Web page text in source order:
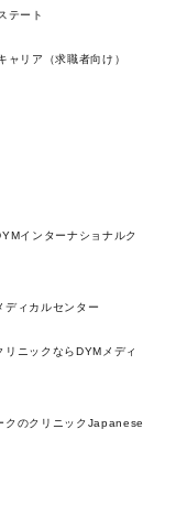
テート
リア（求職者向け）
インターナショナルク
ディカルセンター
ニックならDYMメディ
クのクリニックJapanese